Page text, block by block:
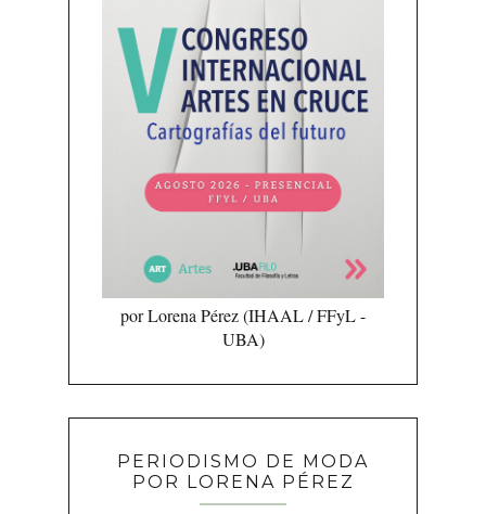
por Lorena Pérez (IHAAL / FFyL -
UBA)
PERIODISMO DE MODA
POR LORENA PÉREZ